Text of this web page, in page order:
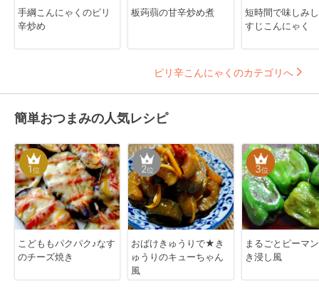
手綱こんにゃくのピリ
辛炒め
板蒟蒻の甘辛炒め煮
短時間で味しみ
すじこんにゃく
ピリ辛こんにゃくのカテゴリへ
簡単おつまみの人気レシピ
1位
こどももパクパク♪なす
のチーズ焼き
2位
おばけきゅうりで★き
ゅうりのキューちゃん
風
3位
まるごとピーマ
き浸し風